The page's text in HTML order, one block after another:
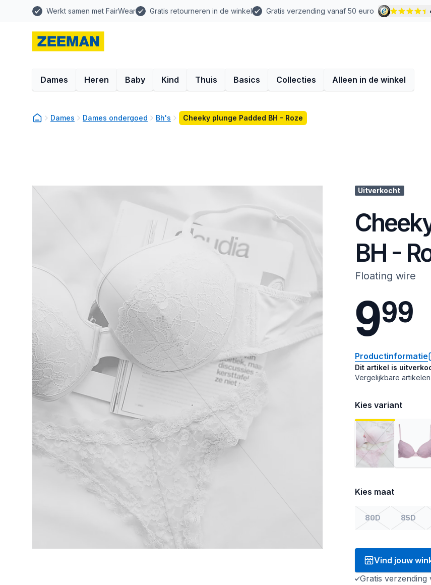
Werkt samen met FairWear Gratis retourneren in de winkel Gratis verzending vanaf 50 euro
Dames Heren Baby Kind Thuis Basics Collecties Alleen in de winkel
Dames Dames ondergoed Bh's Cheeky plunge Padded BH - Roze
Uitverkocht
BH -
Floating wire
999
Productinformatie
Dit artikel is
Vergelijkbare
Kies variant
Kies maat
80D 85D
Vind jouw
Gratis verzending